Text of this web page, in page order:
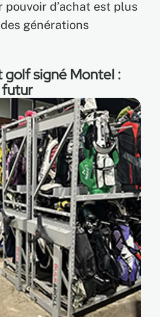
pouvoir d’achat est plus
générations
golf signé Montel :
futur